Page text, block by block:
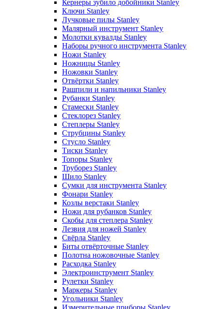
Кернеры зубило добойники Stanley
Ключи Stanley
Лучковые пилы Stanley
Малярный инструмент Stanley
Молотки кувалды Stanley
Наборы ручного инструмента Stanley
Ножи Stanley
Ножницы Stanley
Ножовки Stanley
Отвёртки Stanley
Рашпили и напильники Stanley
Рубанки Stanley
Стамески Stanley
Стеклорез Stanley
Степлеры Stanley
Струбцины Stanley
Стусло Stanley
Тиски Stanley
Топоры Stanley
Труборез Stanley
Шило Stanley
Сумки для инструмента Stanley
Фонари Stanley
Козлы верстаки Stanley
Ножи для рубанков Stanley
Скобы для степлера Stanley
Лезвия для ножей Stanley
Свёрла Stanley
Биты отвёрточные Stanley
Полотна ножовочные Stanley
Расходка Stanley
Электроинструмент Stanley
Рулетки Stanley
Маркеры Stanley
Угольники Stanley
Измерительные приборы Stanley